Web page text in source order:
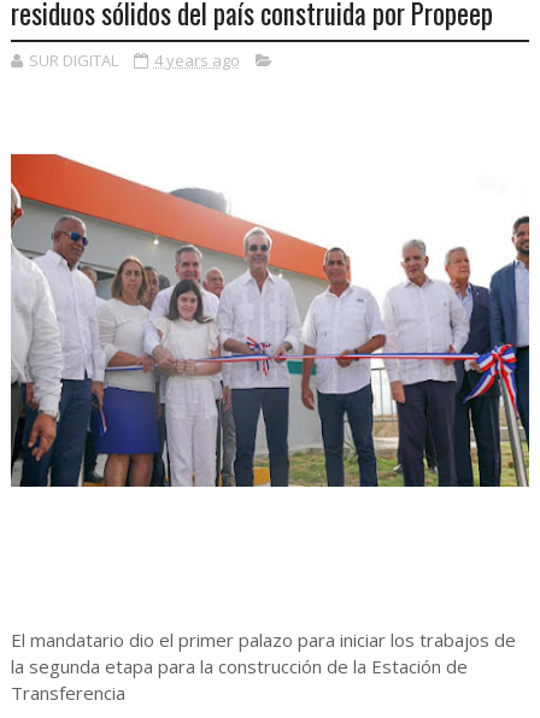
residuos sólidos del país construida por Propeep
SUR DIGITAL 4 years ago
El mandatario dio el primer palazo para iniciar los trabajos de
la segunda etapa para la construcción de la Estación de
Transferencia